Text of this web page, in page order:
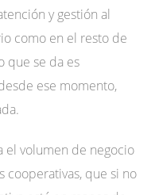
y gestión al
como en el resto de
que se da es
ese momento,
el volumen de negocio
cooperativas, que si no